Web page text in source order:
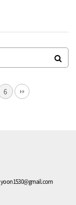
6
yoon1530@gmail.com